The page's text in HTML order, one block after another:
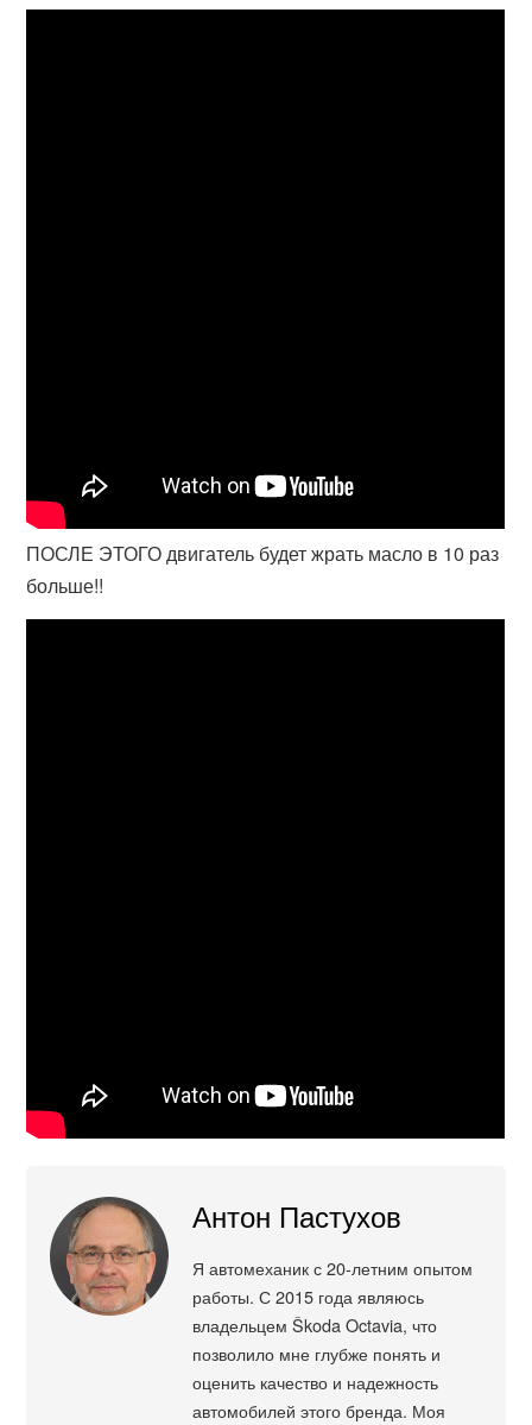
ПОСЛЕ ЭТОГО двигатель будет жрать масло в 10 раз
больше!!
Антон Пастухов
Я автомеханик с 20-летним опытом
работы. С 2015 года являюсь
владельцем Škoda Octavia, что
позволило мне глубже понять и
оценить качество и надежность
автомобилей этого бренда. Моя